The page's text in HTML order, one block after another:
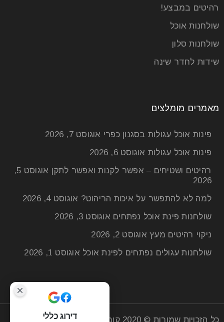
רהיטים במבצע!
שולחנות אוכל
שולחנות סלון
שידות לחדר שינה
מאמרים מומלצים
פינות אוכל עגולות בסגנון כפרי אוגוסט 7, 2026
פינות אוכל עגולות אוגוסט 6, 2026
רהיטים ושטיחים – אפשר לקנות ואפשר לתקן
אוגוסט 5,
2026
למה לא להתפשר על איכות הריהוט? אוגוסט 4, 2026
שולחנות פינת אוכל נפתחים אוגוסט 3, 2026
ניקוי רהיטים מעץ אוגוסט 2, 2026
שולחנות עגולים נפתחים לפינת אוכל אוגוסט 1, 2026
כל הזכויות שמורות © 2020 קומפי רהיטים| חנות רהיטים
דירוג כללי